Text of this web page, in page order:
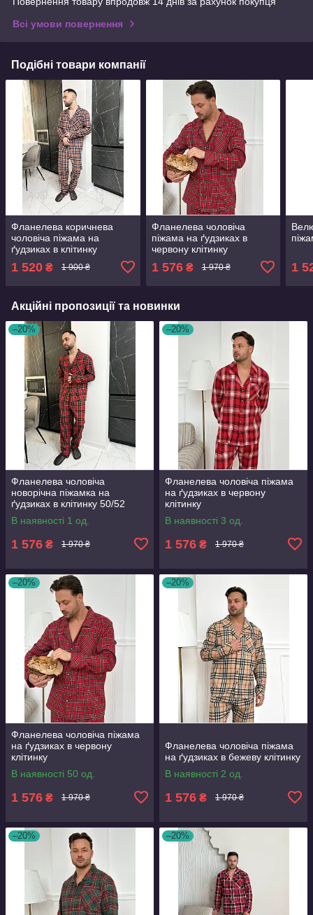
Всі умови повернення
Подібні товари компанії
Фланелева коричнева
чоловіча піжама на
ґудзиках в клітинку
1 520 ₴ 1 900 ₴
Фланелева чоловіча
піжама на ґудзиках в
червону клітинку
1 576₴ 1 970 ₴ 1
Акційні пропозиції та новинки
–20%
Фланелева чоловіча
новорічна піжамка на
ґудзиках в клітинку 50/52
В наявності 1 од.
1 576 ₴ 1 970 ₴
–20%
Фланелева чоловіча піжама
на ґудзиках в червону
клітинку
В наявності 3 од.
1 576 ₴ 1 970 ₴
–20%
Фланелева чоловіча піжама
на ґудзиках в червону
клітинку
В наявності 50 од.
1 576 ₴ 1 970 ₴
–20%
Фланелева чоловіча піжама
на ґудзиках в бежеву клітинку
В наявності 2 од.
1 576 ₴ 1 970 ₴
–20% –20%